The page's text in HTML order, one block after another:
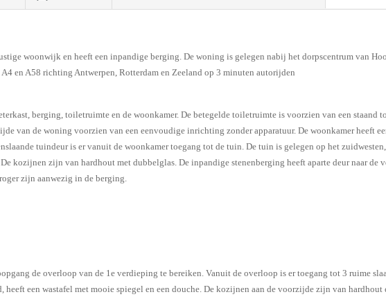
woonwijk en heeft een inpandige berging. De woning is gelegen nabij het dorpscentrum van
en A58 richting Antwerpen, Rotterdam en Zeeland op 3 minuten autorijden
berging, toiletruimte en de woonkamer. De betegelde toiletruimte is voorzien van een staand
van de woning voorzien van een eenvoudige inrichting zonder apparatuur. De woonkamer heeft
tuindeur is er vanuit de woonkamer toegang tot de tuin. De tuin is gelegen op het
kozijnen zijn van hardhout met dubbelglas. De inpandige stenenberging heeft aparte deur naar de
zijn aanwezig in de berging.
de overloop van de 1e verdieping te bereiken. Vanuit de overloop is er toegang tot 3 ruime
heeft een wastafel met mooie spiegel en een douche. De kozijnen aan de voorzijde zijn van hardhout